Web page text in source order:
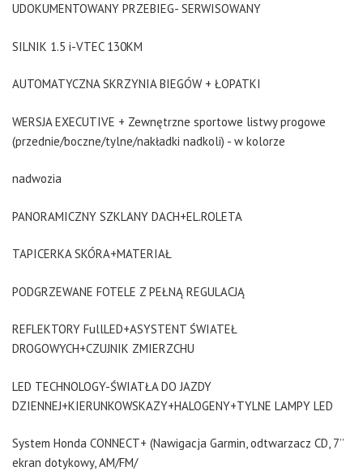
UDOKUMENTOWANY PRZEBIEG- SERWISOWANY
SILNIK 1.5 i-VTEC 130KM
AUTOMATYCZNA SKRZYNIA BIEGÓW + ŁOPATKI
WERSJA EXECUTIVE + Zewnętrzne sportowe listwy progowe
(przednie/boczne/tylne/nakładki nadkoli) - w kolorze
nadwozia
PANORAMICZNY SZKLANY DACH+EL.ROLETA
TAPICERKA SKÓRA+MATERIAŁ
PODGRZEWANE FOTELE Z PEŁNĄ REGULACJĄ
REFLEKTORY FullLED+ASYSTENT ŚWIATEŁ
DROGOWYCH+CZUJNIK ZMIERZCHU
LED TECHNOLOGY-ŚWIATŁA DO JAZDY
DZIENNEJ+KIERUNKOWSKAZY+HALOGENY+TYLNE LAMPY LED
System Honda CONNECT+ (Nawigacja Garmin, odtwarzacz CD, 7’’
ekran dotykowy, AM/FM/